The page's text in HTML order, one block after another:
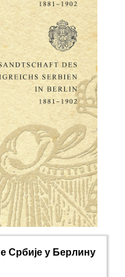
Србије у Берлину